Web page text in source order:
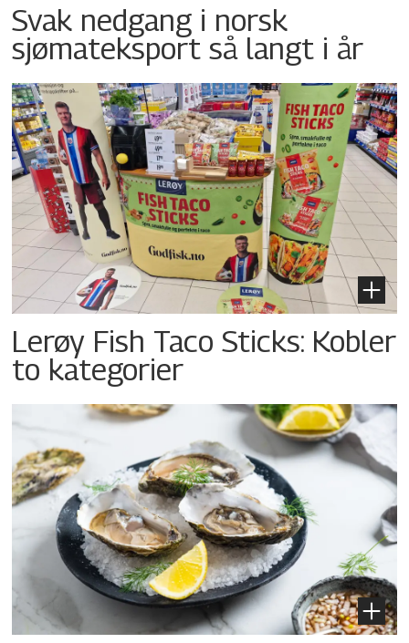
Svak nedgang i norsk
sjømateksport så langt i år
Lerøy Fish Taco Sticks: Kobler
to kategorier